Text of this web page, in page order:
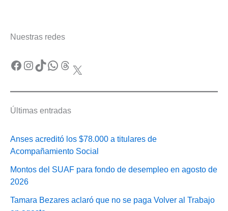
Nuestras redes
Facebook Instagram TikTok WhatsApp Threads X
Últimas entradas
Anses acreditó los $78.000 a titulares de
Acompañamiento Social
Montos del SUAF para fondo de desempleo en agosto de
2026
Tamara Bezares aclaró que no se paga Volver al Trabajo